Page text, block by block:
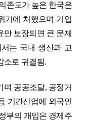
존도가 높은 한국은
기에 처했으며 기업
보장되면 큰 문제
는 국내 생산과 고
소로 귀결됨.
며 공공조달, 공정거
기간산업에 외국인
부의 개입은 경제주